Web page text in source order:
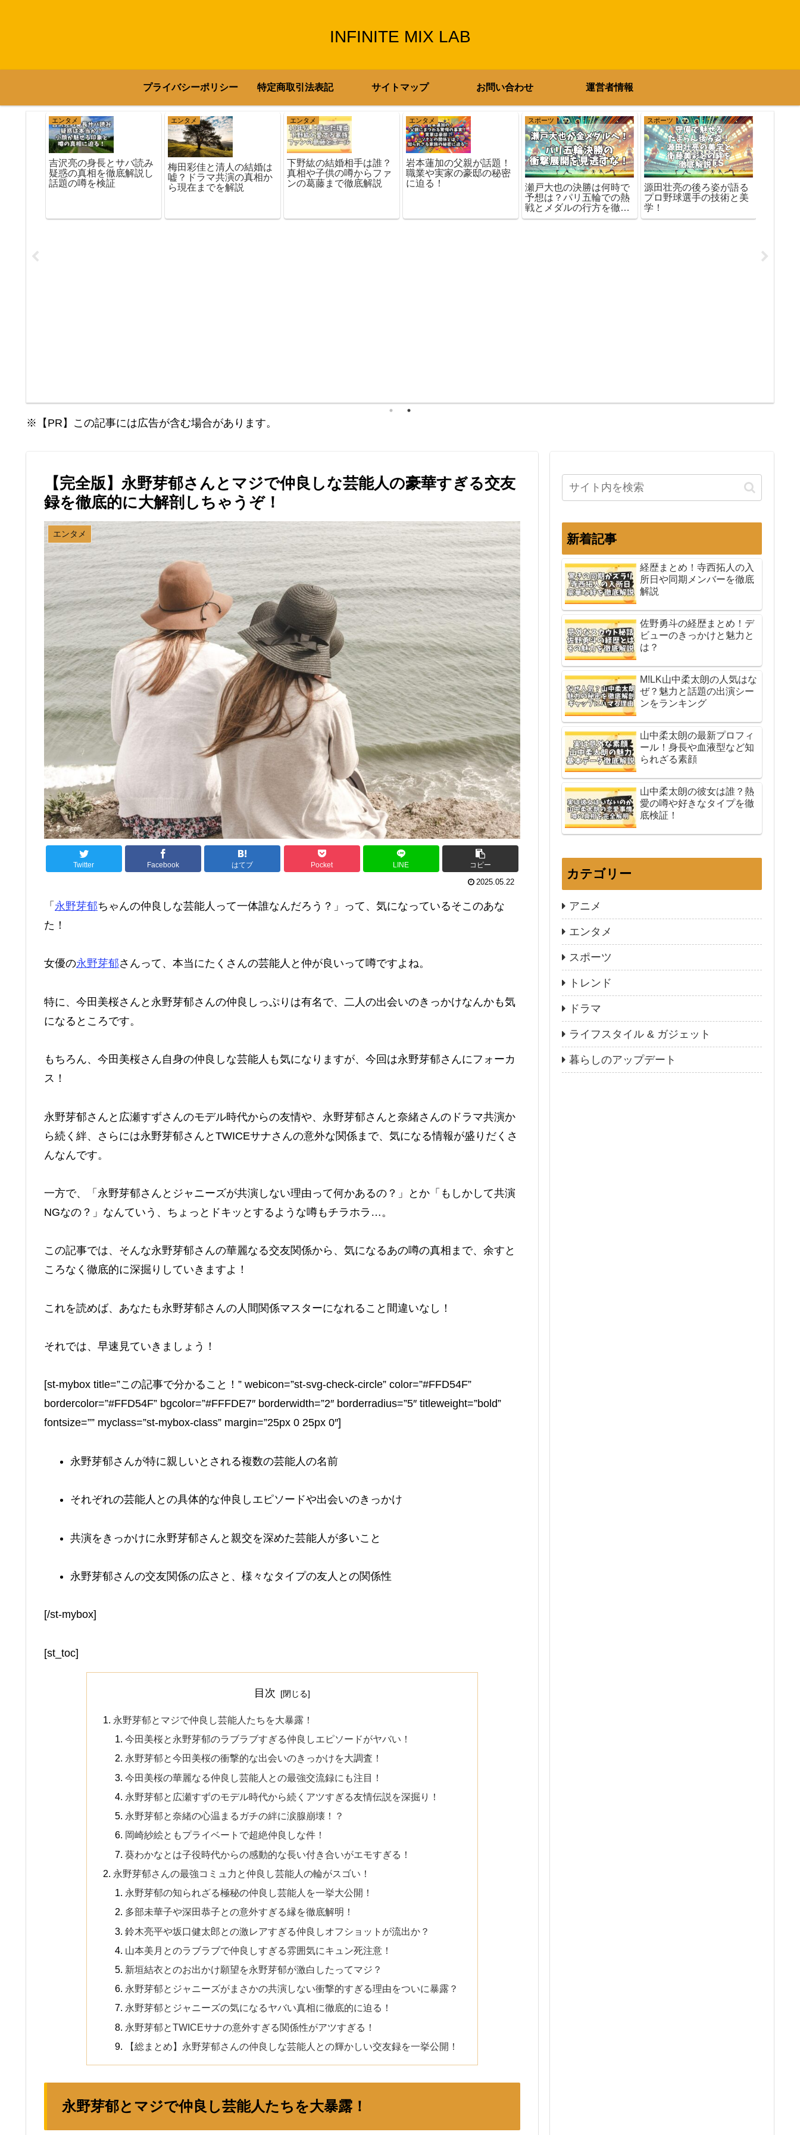
INFINITE MIX LAB
プライバシーポリシー 特定商取引法表記 サイトマップ お問い合わせ 運営者情報
エンタメ
吉沢亮の身長とサバ読み
疑惑の真相を徹底解説し
話題の噂を検証
エンタメ
梅田彩佳と清人の結婚は
嘘？ドラマ共演の真相か
ら現在までを解説
エンタメ
下野紘の結婚相手は誰？
真相や子供の噂からファ
ンの葛藤まで徹底解説
エンタメ
岩本蓮加の父親が話題！
職業や実家の豪邸の秘密
に迫る！
スポーツ
瀬戸大也の決勝は何時で
予想は？パリ五輪での熱
戦とメダルの行方を徹底
分析！
スポーツ
源田壮亮の後ろ姿が語る
プロ野球選手の技術と美
学！
※【PR】この記事には広告が含む場合があります。
【完全版】永野芽郁さんとマジで仲良しな芸能人の豪華すぎる交友
録を徹底的に大解剖しちゃうぞ！
エンタメ
Twitter Facebook はてブ Pocket LINE コピー
2025.05.22
「 永野芽郁ちゃんの仲良しな芸能人って一体誰なんだろう？」って、気になっているそこのあな
た！
女優の永野芽郁さんって、本当にたくさんの芸能人と仲が良いって噂ですよね。
特に、今田美桜さんと永野芽郁さんの仲良しっぷりは有名で、二人の出会いのきっかけなんかも気
になるところです。
もちろん、今田美桜さん自身の仲良しな芸能人も気になりますが、今回は永野芽郁さんにフォーカ
ス！
永野芽郁さんと広瀬すずさんのモデル時代からの友情や、永野芽郁さんと奈緒さんのドラマ共演か
ら続く絆、さらには永野芽郁さんとTWICEサナさんの意外な関係まで、気になる情報が盛りだくさ
んなんです。
一方で、「永野芽郁さんとジャニーズが共演しない理由って何かあるの？」とか「もしかして共演
NGなの？」なんていう、ちょっとドキッとするような噂もチラホラ…。
この記事では、そんな永野芽郁さんの華麗なる交友関係から、気になるあの噂の真相まで、余すと
ころなく徹底的に深掘りしていきますよ！
これを読めば、あなたも永野芽郁さんの人間関係マスターになれること間違いなし！
それでは、早速見ていきましょう！
[st-mybox title=”この記事で分かること！” webicon=”st-svg-check-circle” color=”#FFD54F”
bordercolor=”#FFD54F” bgcolor=”#FFFDE7″ borderwidth=”2″ borderradius=”5″ titleweight=”bold”
fontsize=”” myclass=”st-mybox-class” margin=”25px 0 25px 0″]
永野芽郁さんが特に親しいとされる複数の芸能人の名前
それぞれの芸能人との具体的な仲良しエピソードや出会いのきっかけ
共演をきっかけに永野芽郁さんと親交を深めた芸能人が多いこと
永野芽郁さんの交友関係の広さと、様々なタイプの友人との関係性
[/st-mybox]
[st_toc]
目次
永野芽郁とマジで仲良し芸能人たちを大暴露！
今田美桜と永野芽郁のラブラブすぎる仲良しエピソードがヤバい！
永野芽郁と今田美桜の衝撃的な出会いのきっかけを大調査！
今田美桜の華麗なる仲良し芸能人との最強交流録にも注目！
永野芽郁と広瀬すずのモデル時代から続くアツすぎる友情伝説を深掘り！
永野芽郁と奈緒の心温まるガチの絆に涙腺崩壊！？
岡崎紗絵ともプライベートで超絶仲良しな件！
葵わかなとは子役時代からの感動的な長い付き合いがエモすぎる！
永野芽郁さんの最強コミュ力と仲良し芸能人の輪がスゴい！
永野芽郁の知られざる極秘の仲良し芸能人を一挙大公開！
多部未華子や深田恭子との意外すぎる縁を徹底解明！
鈴木亮平や坂口健太郎との激レアすぎる仲良しオフショットが流出か？
山本美月とのラブラブで仲良しすぎる雰囲気にキュン死注意！
新垣結衣とのお出かけ願望を永野芽郁が激白したってマジ？
永野芽郁とジャニーズがまさかの共演しない衝撃的すぎる理由をついに暴露？
永野芽郁とジャニーズの気になるヤバい真相に徹底的に迫る！
永野芽郁とTWICEサナの意外すぎる関係性がアツすぎる！
【総まとめ】永野芽郁さんの仲良しな芸能人との輝かしい交友録を一挙公開！
永野芽郁とマジで仲良し芸能人たちを大暴露！
新着記事
経歴まとめ！寺西拓人の入
所日や同期メンバーを徹底
解説
佐野勇斗の経歴まとめ！デ
ビューのきっかけと魅力と
は？
M!LK山中柔太朗の人気はな
ぜ？魅力と話題の出演シー
ンをランキング
山中柔太朗の最新プロフィ
ール！身長や血液型など知
られざる素顔
山中柔太朗の彼女は誰？熱
愛の噂や好きなタイプを徹
底検証！
カテゴリー
アニメ
エンタメ
スポーツ
トレンド
ドラマ
ライフスタイル & ガジェット
暮らしのアップデート